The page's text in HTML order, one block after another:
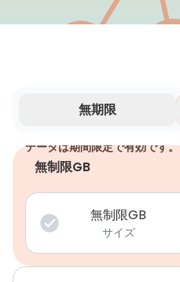
無期限
データは期間限定で有効です。
無制限GB
無制限GB
サイズ